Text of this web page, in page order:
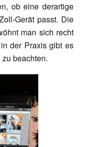
ob eine derartige
Gerät passt. Die
man sich recht
der Praxis gibt es
zu beachten.